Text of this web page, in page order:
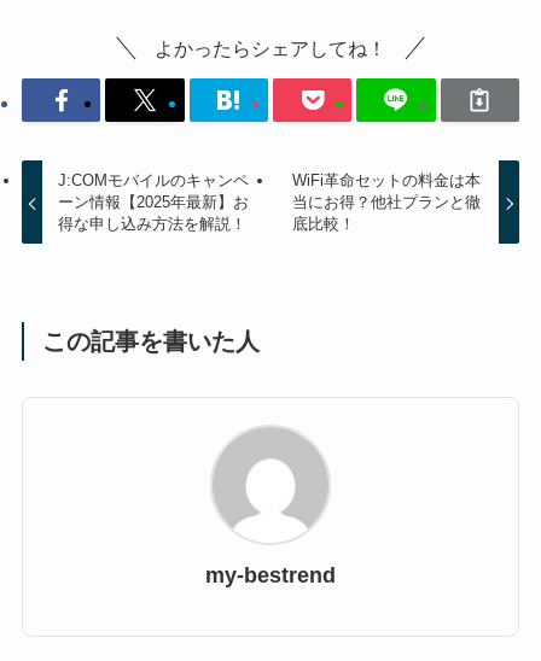
よかったらシェアしてね！
J:COMモバイルのキャンペ
ーン情報【2025年最新】お
得な申し込み方法を解説！
WiFi革命セットの料金は本
当にお得？他社プランと徹
底比較！
この記事を書いた人
my-bestrend